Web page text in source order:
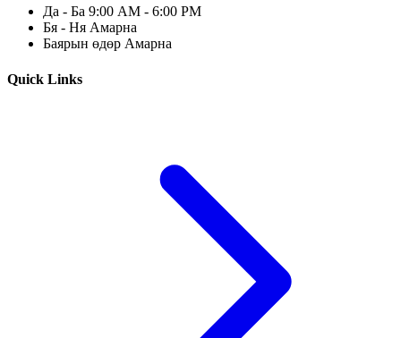
Да - Ба 9:00 AM - 6:00 PM
Бя - Ня Амарна
Баярын өдөр Амарна
Quick Links